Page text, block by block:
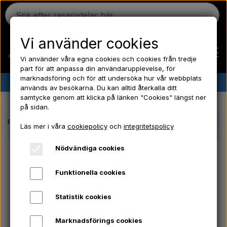
Hem
Massey Ferguson
Fordson
✔︎ Danskt lager ✔︎ Snabb leverans ✔︎ Låga priser
Framsida Massey Ferguson reservdelar
Vi använder cookies
Vi använder våra egna cookies och cookies från tredje
part för att anpassa din användarupplevelse, för
marknadsföring och för att undersöka hur vår webbplats
används av besökarna. Du kan alltid återkalla ditt
samtycke genom att klicka på länken "Cookies" längst ner
på sidan.
Läs mer i våra cookiepolicyoch integritetspolicy
Nödvändiga cookies
Funktionella cookies
Statistik cookies
Marknadsförings cookies